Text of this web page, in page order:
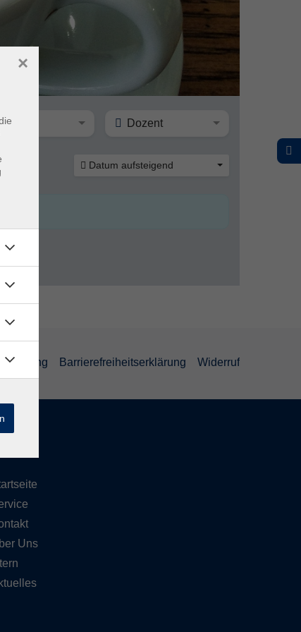
Dozent
Datum aufsteigend
Barrierefreiheitserklärung Widerruf
Uns
×